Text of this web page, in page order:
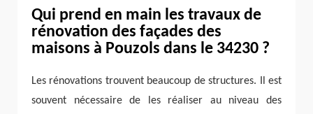
Qui prend en main les travaux de
rénovation des façades des
maisons à Pouzols dans le 34230 ?
Les rénovations trouvent beaucoup de structures. Il est
souvent nécessaire de les réaliser au niveau des